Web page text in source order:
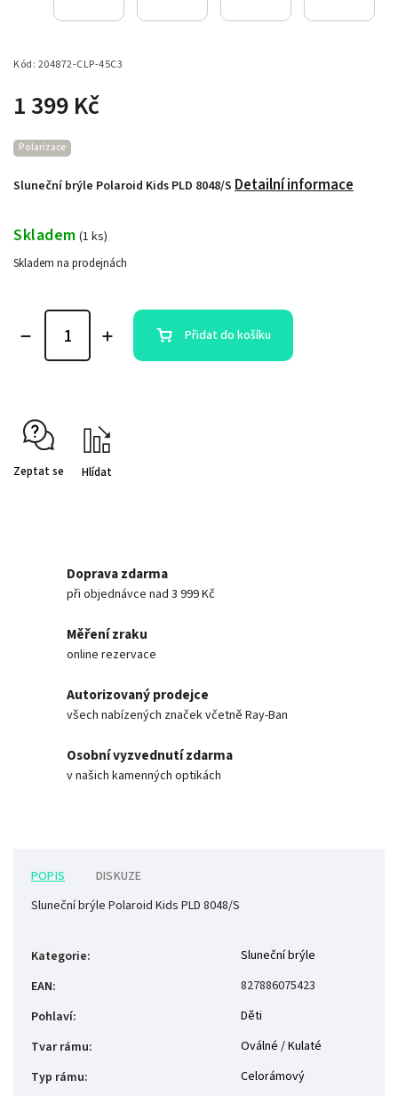
Kód: 204872-CLP-45C3
1 399 Kč
Sluneční brýle Polaroid Kids PLD 8048/S Detailní informace
Polarizace
Skladem (1 ks)
Skladem na prodejnách
Přidat do košíku
Zeptat se Hlídat
Doprava zdarma
při objednávce nad 3 999 Kč
Měření zraku
online rezervace
Autorizovaný prodejce
všech nabízených značek včetně Ray-Ban
Osobní vyzvednutí zdarma
v našich kamenných optikách
POPIS
DISKUZE
Sluneční brýle Polaroid Kids PLD 8048/S
Kategorie:
Sluneční brýle
EAN:
827886075423
Pohlaví:
Děti
Tvar rámu:
Oválné / Kulaté
Typ rámu: Celorámový